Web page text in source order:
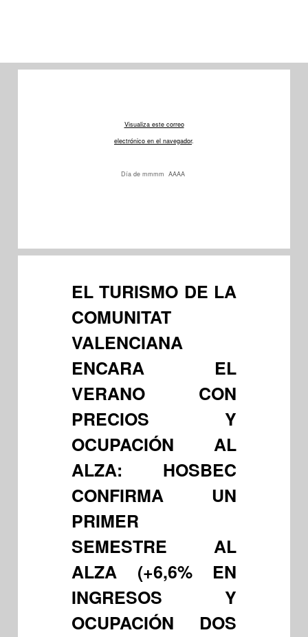
Visualiza este correo
electrónico en el navegador.
Día de mmmm AAAA
EL TURISMO DE LA
COMUNITAT
VALENCIANA
ENCARA EL
VERANO CON
PRECIOS Y
OCUPACIÓN AL
ALZA: HOSBEC
CONFIRMA UN
PRIMER
SEMESTRE AL
ALZA (+6,6% EN
INGRESOS Y
OCUPACIÓN DOS